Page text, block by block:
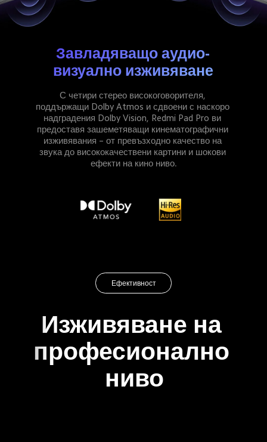
Завладяващо аудио-
визуално изживяване
С четири стерео високоговорителя,
поддържащи Dolby Atmos и сдвоени с наскоро
надградения Dolby Vision, Redmi Pad Pro ви
предоставя зашеметяващи кинематографични
изживявания – от превъзходно качество на
звука до висококачествени картини и шокови
ефекти на кино ниво.
Ефективност
Изживяване на
професионално
ниво